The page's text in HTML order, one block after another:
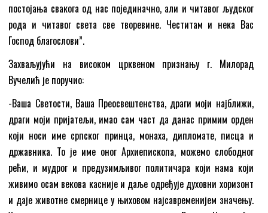
постојања свакога од нас појединачно, али и читавог људског
рода и читавог света све творевине. Честитам и нека Вас
Господ благослови”.
Захваљујући на високом црквеном признању г. Милорад
Вучелић је поручио:
-Ваша Светости, Ваша Преосвештенства, драги моји најближи,
драги моји пријатељи, имао сам част да данас примим орден
који носи име српског принца, монаха, дипломате, писца и
државника. То је име оног Архиепископа, можемо слободног
рећи, и мудрог и предузимљивог политичара који нама који
живимо осам векова касније и даље одређује духовни хоризонт
и даје животне смернице у њиховом најсавременијем значењу.